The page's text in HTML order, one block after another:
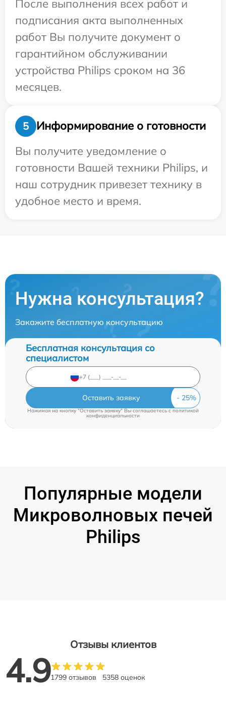
После выполнения всех работ и
подписания акта выполненных
работ Вы получите документ о
гарантийном обслуживании
устройства Philips сроком на 36
месяцев.
5
Информирование о готовности
Вы получите уведомление о
готовности Вашей техники Philips, и
наш сотрудник привезет технику в
удобное место и время.
Нужна консультация?
Закажите бесплатную консультацию
Бесплатная консультация со
специалистом
Оставить заявку
Нажимая на кнопку "Оставить заявку" Вы соглашаетесь cполитикой
конфиденциальности
Популярные модели
Микроволновых печей
Philips
Отзывы клиентов
4.91799 отзывов 5358 оценок